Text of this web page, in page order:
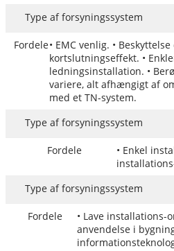
• EMC venlig. •
kortslutningseffekt. •
ledningsinstallation. •
variere, alt afhængigt af
med et TN-system.
• Enkel
• Lave installations-
anvendelse i